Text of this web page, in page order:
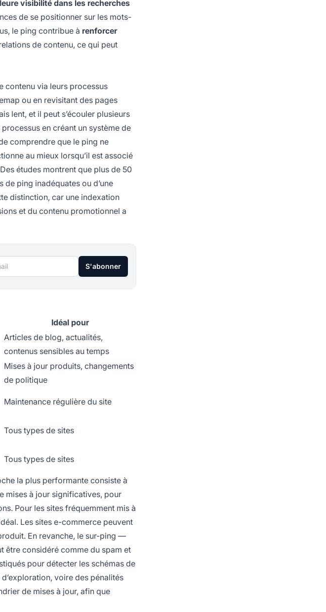
visibilité dans les recherches
de se positionner sur les mots-
le ping contribue à renforcer
de contenu, ce qui peut
contenu via leurs processus
ou en revisitant des pages
lent, et il peut s’écouler plusieurs
en créant un système de
comprendre que le ping ne
au mieux lorsqu’il est associé
études montrent que plus de 50
ping inadéquates ou d’une
distinction, car une indexation
et du contenu promotionnel a
S'abonner
Idéal pour
Articles de blog, actualités,
contenus sensibles au temps
Mises à jour produits, changements
de politique
Maintenance régulière du site
Tous types de sites
Tous types de sites
la plus performante consiste à
mises à jour significatives, pour
Pour les sites fréquemment mis à
Les sites e-commerce peuvent
En revanche, le sur-ping —
être considéré comme du spam et
pour détecter les schémas de
voire des pénalités
de mises à jour, afin que